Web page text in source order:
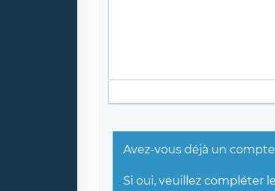
Avez-vous déjà un
Si oui, veuillez compléter